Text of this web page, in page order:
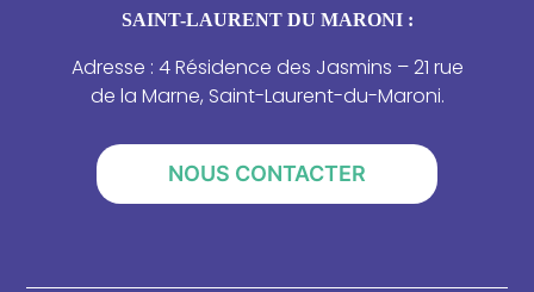
SAINT-LAURENT DU MARONI :
Adresse : 4 Résidence des Jasmins – 21 rue
de la Marne, Saint-Laurent-du-Maroni.
NOUS CONTACTER